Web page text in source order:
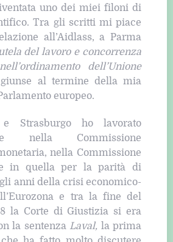
uno dei miei filoni di
Tra gli scritti mi piace
all’Aidlass, a Parma
del lavoro e concorrenza
dell’Unione
al termine della mia
europeo.
Strasburgo ho lavorato
nella Commissione
nella Commissione
e in quella per la parità di
anni della crisi economico-
e tra la fine del
la Corte di Giustizia si era
la sentenza Laval, la prima